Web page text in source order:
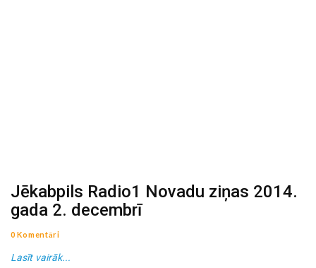
Jēkabpils Radio1 Novadu ziņas 2014.
gada 2. decembrī
0 Komentāri
Lasīt vairāk...